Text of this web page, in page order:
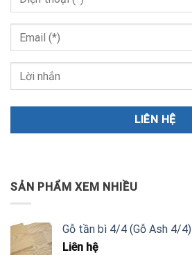
SẢN PHẨM XEM NHIỀU
Gỗ tần bì 4/4 (Gỗ Ash 4/4)
Liên hệ